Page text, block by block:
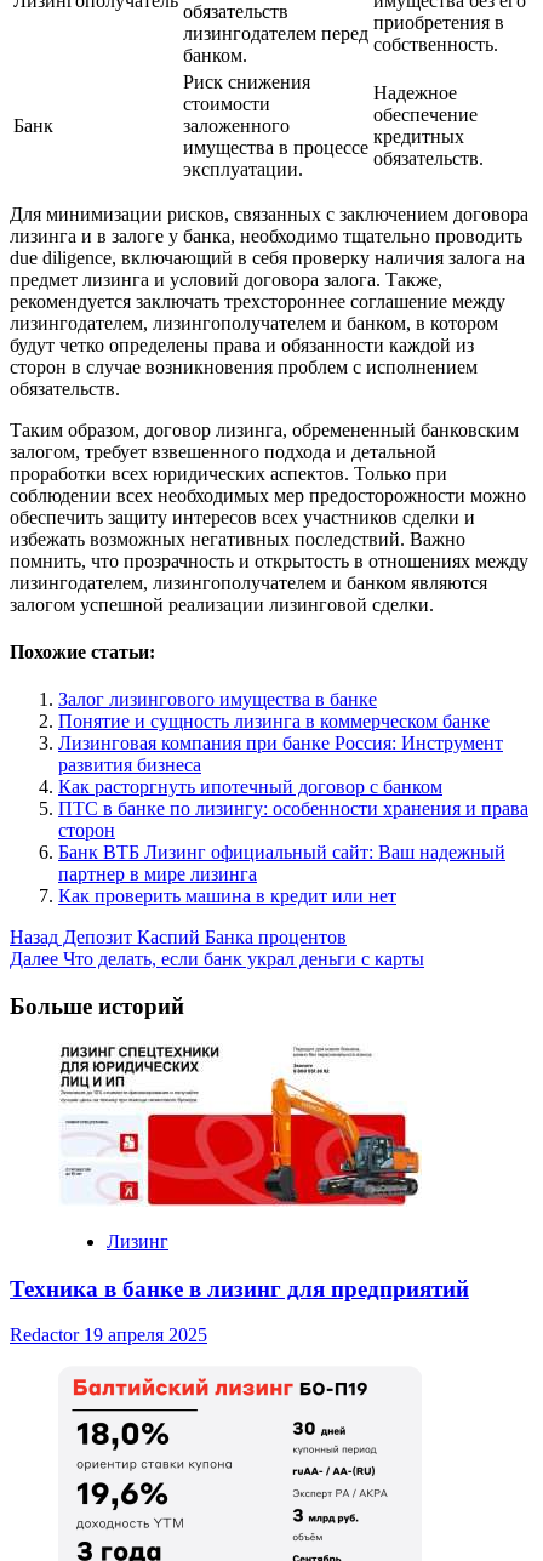
обязательств
лизингодателем перед
банком.
приобретения в
собственность.
Банк
Риск снижения
стоимости
заложенного
имущества в процессе
эксплуатации.
Надежное
обеспечение
кредитных
обязательств.
Для минимизации рисков, связанных с заключением договора
лизинга и в залоге у банка, необходимо тщательно проводить
due diligence, включающий в себя проверку наличия залога на
предмет лизинга и условий договора залога. Также,
рекомендуется заключать трехстороннее соглашение между
лизингодателем, лизингополучателем и банком, в котором
будут четко определены права и обязанности каждой из
сторон в случае возникновения проблем с исполнением
обязательств.
Таким образом, договор лизинга, обремененный банковским
залогом, требует взвешенного подхода и детальной
проработки всех юридических аспектов. Только при
соблюдении всех необходимых мер предосторожности можно
обеспечить защиту интересов всех участников сделки и
избежать возможных негативных последствий. Важно
помнить, что прозрачность и открытость в отношениях между
лизингодателем, лизингополучателем и банком являются
залогом успешной реализации лизинговой сделки.
Похожие статьи:
Залог лизингового имущества в банке
Понятие и сущность лизинга в коммерческом банке
Лизинговая компания при банке Россия: Инструмент
развития бизнеса
Как расторгнуть ипотечный договор с банком
ПТС в банке по лизингу: особенности хранения и права
сторон
Банк ВТБ Лизинг официальный сайт: Ваш надежный
партнер в мире лизинга
Как проверить машина в кредит или нет
Post
Navigation
Назад Депозит Каспий Банка процентов
Далее Что делать, если банк украл деньги с карты
Больше историй
Лизинг
Техника в банке в лизинг для предприятий
Redactor 19 апреля 2025